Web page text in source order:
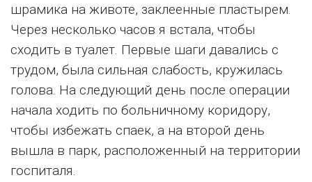
шрамика на животе, заклеенные пластырем.
Через несколько часов я встала, чтобы
сходить в туалет. Первые шаги давались с
трудом, была сильная слабость, кружилась
голова. На следующий день после операции
начала ходить по больничному коридору,
чтобы избежать спаек, а на второй день
вышла в парк, расположенный на территории
госпиталя.